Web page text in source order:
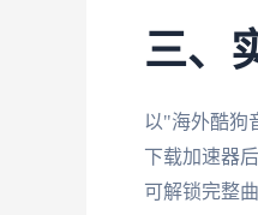
三、
以"海外酷狗
下载加速器
可解锁完整